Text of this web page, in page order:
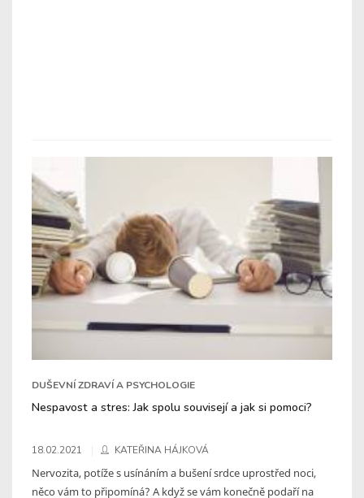
DUŠEVNÍ ZDRAVÍ A PSYCHOLOGIE
Nespavost a stres: Jak spolu souvisejí a jak si pomoci?
18.02.2021 KATEŘINA HÁJKOVÁ
Nervozita, potíže s usínáním a bušení srdce uprostřed noci,
něco vám to připomíná? A když se vám konečně podaří na